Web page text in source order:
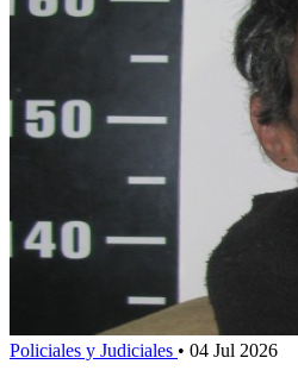
Policiales y Judiciales • 04 Jul 2026